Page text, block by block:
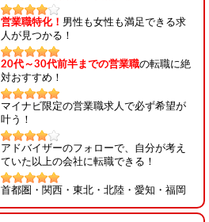
営業職特化！ 男性も女性も満足できる求
人が見つかる！
20代～30代前半までの営業職の転職に絶
対おすすめ！
マイナビ限定の営業職求人で必ず希望が
叶う！
アドバイザーのフォローで、自分が考え
ていた以上の会社に転職できる！
首都圏・関西・東北・北陸・愛知・福岡